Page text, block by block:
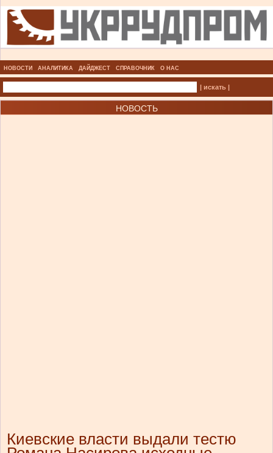
НОВОСТИ АНАЛИТИКА ДАЙДЖЕСТ СПРАВОЧНИК О НАС
| искать |
НОВОСТЬ
Киевские власти выдали тестю